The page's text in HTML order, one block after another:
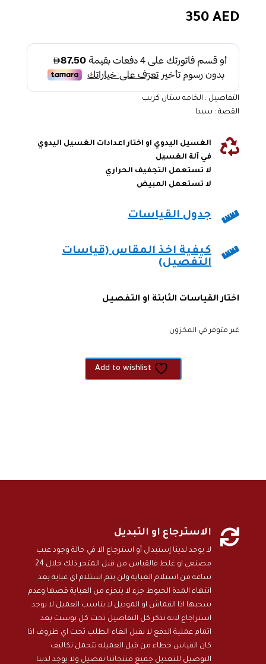
350AED
التفاصيل : الخامه ستان كريب
القصة : سيدا

الغسيل اليدوي او اختار اعدادات الغسيل اليدوي
في آلة الغسيل
لا تستعمل التجفيف الحراري
لا تستعمل المبيض
 جدول القياسات

كيفية اخذ المقاس (قياسات
التفصيل)
اختار القياسات الثابتة او التفصيل
غير متوفر في المخزون
Add to wishlist
 الاسترجاع او التبديل
لا يوجد لدينا إستبدال أو استرجاع الا في حالة وجود عيب
مصنعي او غلط فالقياس من قبل المتجر ذلك خلال 24
ساعه من استلام العباية ولن يتم استلام اي عباية بعد
انتهاء المدة الخيوط جزء لا يتجزء من العباية قصها وعدم
سحبها اذا القماش او الموديل لا يناسب العميل لا يوجد
استراجاع لانه نذكر كل التفاصيل تحت كل بوست بعد
اتمام عملية الدفع لا نقبل الغاء الطلب تحت اي ظروف اذا
كان القياس خطاء من قبل العميله تتحمل تكاليف
التوصيل للتعديل جميع منتجاتنا تفصيل ولا يوجد لدينا